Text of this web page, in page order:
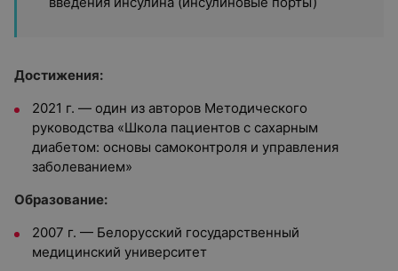
Достижения:
2021 г. — один из авторов Методического
руководства «Школа пациентов с сахарным
диабетом: основы самоконтроля и управления
заболеванием»
Образование:
2007 г. — Белорусский государственный
медицинский университет